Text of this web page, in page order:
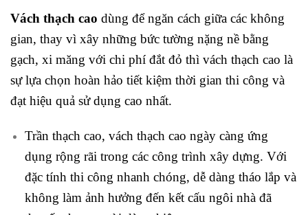
Vách thạch cao dùng để ngăn cách giữa các không
gian, thay vì xây những bức tường nặng nề bằng
gạch, xi măng với chi phí đắt đỏ thì vách thạch cao là
sự lựa chọn hoàn hảo tiết kiệm thời gian thi công và
đạt hiệu quả sử dụng cao nhất.
Trần thạch cao, vách thạch cao ngày càng ứng
dụng rộng rãi trong các công trình xây dựng. Với
đặc tính thi công nhanh chóng, dễ dàng tháo lắp và
không làm ảnh hưởng đến kết cấu ngôi nhà đã